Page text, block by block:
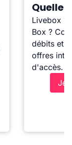
Quelle
Livebox ?
Box ?
débits et
offres
d'accès.
Je